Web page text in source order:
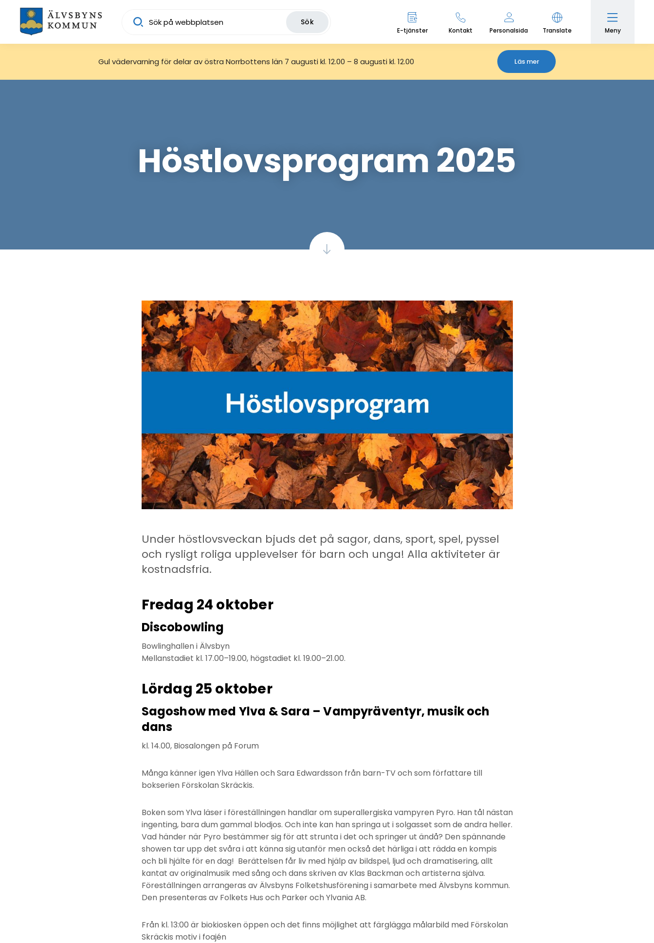
Sök
E-tjänster Kontakt Personalsida Translate Meny
Gul vädervarning för delar av östra Norrbottens län 7 augusti kl. 12.00 – 8 augusti kl. 12.00 Läs mer
Höstlovsprogram 2025
Under höstlovsveckan bjuds det på sagor, dans, sport, spel, pyssel
och rysligt roliga upplevelser för barn och unga! Alla aktiviteter är
kostnadsfria.
Fredag 24 oktober
Discobowling
Bowlinghallen i Älvsbyn
Mellanstadiet kl. 17.00–19.00, högstadiet kl. 19.00–21.00.
Lördag 25 oktober
Sagoshow med Ylva & Sara – Vampyräventyr, musik och
dans
kl. 14.00, Biosalongen på Forum
Många känner igen Ylva Hällen och Sara Edwardsson från barn-TV och som författare till
bokserien Förskolan Skräckis.
Boken som Ylva läser i föreställningen handlar om superallergiska vampyren Pyro. Han tål nästan
ingenting, bara dum gammal blodjos. Och inte kan han springa ut i solgasset som de andra heller.
Vad händer när Pyro bestämmer sig för att strunta i det och springer ut ändå? Den spännande
showen tar upp det svåra i att känna sig utanför men också det härliga i att rädda en kompis
och bli hjälte för en dag! Berättelsen får liv med hjälp av bildspel, ljud och dramatisering, allt
kantat av originalmusik med sång och dans skriven av Klas Backman och artisterna själva.
Föreställningen arrangeras av Älvsbyns Folketshusförening i samarbete med Älvsbyns kommun.
Den presenteras av Folkets Hus och Parker och Ylvania AB.
Från kl. 13:00 är biokiosken öppen och det finns möjlighet att färglägga målarbild med Förskolan
Skräckis motiv i foajén